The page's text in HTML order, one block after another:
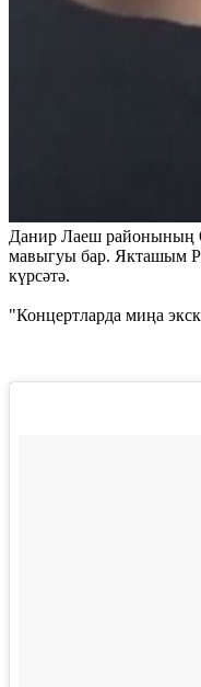
Данир Лаеш районының
мавыгуы бар. Якташым
күрсәтә.
"Концертларда миңа